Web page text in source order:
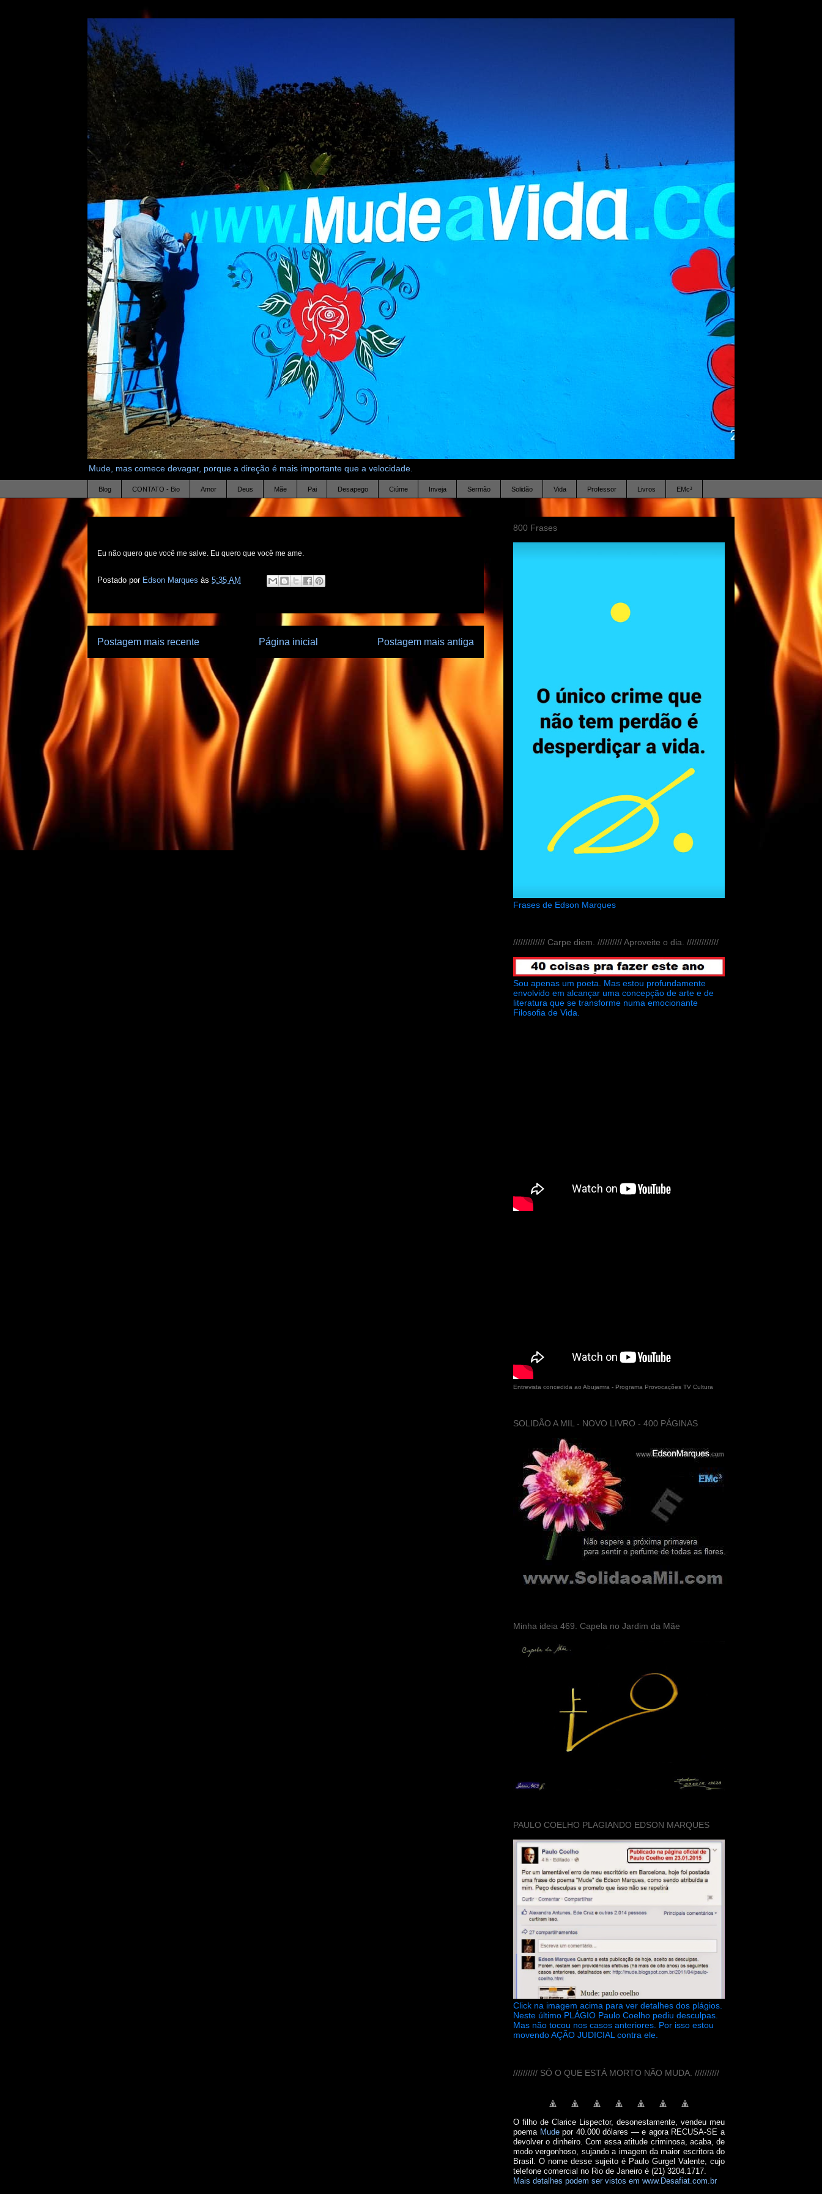
Mude, mas comece devagar, porque a direção é mais importante que a velocidade.
Blog CONTATO - Bio Amor Deus Mãe Pai Desapego Ciúme Inveja Sermão Solidão Vida Professor Livros EMc³
Eu não quero que você me salve. Eu quero que você me ame.
Postado por Edson Marques às 5:35 AM
Postagem mais recente Postagem mais antiga
Página inicial
800 Frases
Frases de Edson Marques
///////////// Carpe diem. ////////// Aproveite o dia. /////////////
Sou apenas um poeta. Mas estou profundamente
envolvido em alcançar uma concepção de arte e de
literatura que se transforme numa emocionante
Filosofia de Vida.
Entrevista concedida ao Abujamra - Programa Provocações TV Cultura
SOLIDÃO A MIL - NOVO LIVRO - 400 PÁGINAS
Minha ideia 469. Capela no Jardim da Mãe
PAULO COELHO PLAGIANDO EDSON MARQUES
Click na imagem acima para ver detalhes dos plágios.
Neste último PLÁGIO Paulo Coelho pediu desculpas.
Mas não tocou nos casos anteriores. Por isso estou
movendo AÇÃO JUDICIAL contra ele.
////////// SÓ O QUE ESTÁ MORTO NÃO MUDA. //////////
O filho de Clarice Lispector, desonestamente, vendeu meu
poema Mudepor 40.000 dólares — e agora RECUSA-SE a
devolver o dinheiro. Com essa atitude criminosa, acaba, de
modo vergonhoso, sujando a imagem da maior escritora do
Brasil. O nome desse sujeito é Paulo Gurgel Valente, cujo
telefone comercial no Rio de Janeiro é (21) 3204.1717.
Mais detalhes podem ser vistos em www.Desafiat.com.br